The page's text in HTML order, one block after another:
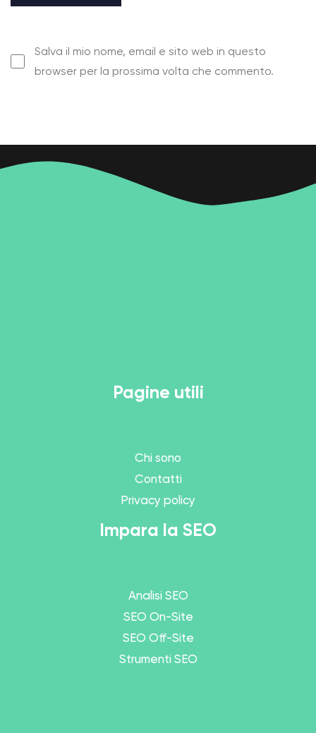
Salva il mio nome, email e sito web in questo
browser per la prossima volta che commento.
Pagine utili
Chi sono
Contatti
Privacy policy
Impara la SEO
Analisi SEO
SEO On-Site
SEO Off-Site
Strumenti SEO